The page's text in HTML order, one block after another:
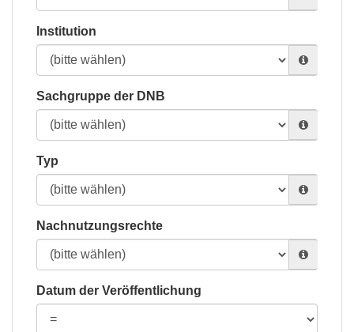
Institution
Sachgruppe der DNB
Typ
Nachnutzungsrechte
Datum der Veröffentlichung